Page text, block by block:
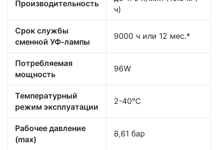
Производительность
ч)
Срок службы
сменной УФ-лампы
9000 ч или 12 мес.*
Потребляемая
мощность
96W
Температурный
режим эксплуатации
2-40°C
Рабочее давление
(max)
8,61 бар